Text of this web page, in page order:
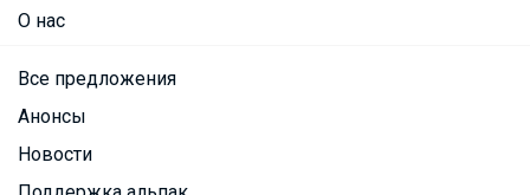
О нас
Все предложения
Анонсы
Новости